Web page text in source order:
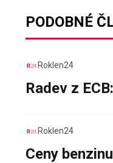
PODOBNÉ
Roklen24
Radev z
Roklen24
Ceny